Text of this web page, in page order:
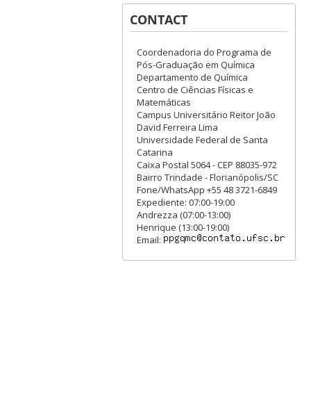
CONTACT
Coordenadoria do Programa de
Pós-Graduação em Química
Departamento de Química
Centro de Ciências Físicas e
Matemáticas
Campus Universitário Reitor João
David Ferreira Lima
Universidade Federal de Santa
Catarina
Caixa Postal 5064 - CEP 88035-972
Bairro Trindade - Florianópolis/SC
Fone/WhatsApp +55 48 3721-6849
Expediente: 07:00-19:00
Andrezza (07:00-13:00)
Henrique (13:00-19:00)
Email: